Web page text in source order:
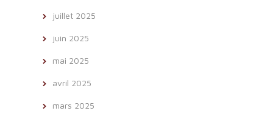
juillet 2025
juin 2025
mai 2025
avril 2025
mars 2025